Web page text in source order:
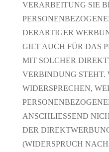
VERARBEITUNG SIE
DERARTIGER
GILT AUCH FÜR DAS
MIT SOLCHER
VERBINDUNG STEHT.
WIDERSPRECHEN,
ANSCHLIESSEND
DER
(WIDERSPRUCH